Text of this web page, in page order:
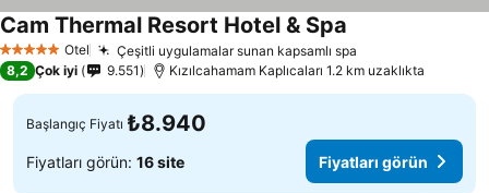
5 Yıldız Otel Çeşitli uygulamalar sunan kapsamlı spa
Cam Thermal Resort Hotel & Spa
8,2 Çok iyi 9.551 Kızılcahamam Kaplıcaları 1.2 km uzaklıkta
Başlangıç Fiyatı ₺8.940
Fiyatları görün: 16 site Fiyatları görün